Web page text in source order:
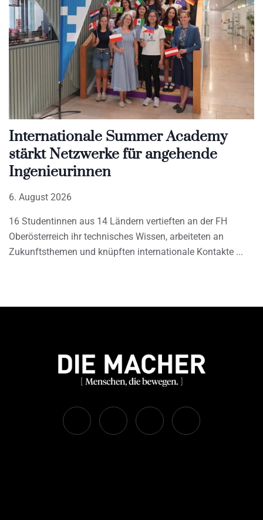
Internationale Summer Academy
stärkt Netzwerke für angehende
Ingenieurinnen
6. August 2026
16 Studentinnen aus 14 Ländern vertieften an der FH
Oberösterreich ihr technisches Wissen, arbeiteten an
Zukunftsthemen und knüpften internationale Kontakte